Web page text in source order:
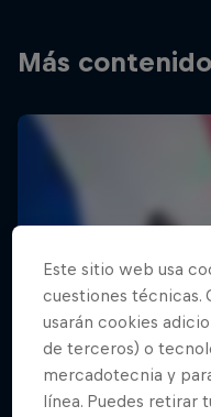
Más
Este sitio web usa
cuestiones técnicas.
usarán cookies
de terceros) o
mercadotecnia y
línea. Puedes retirar